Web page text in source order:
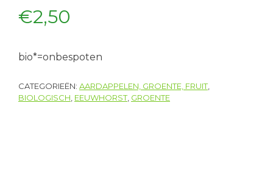
€2,50
bio*=onbespoten
CATEGORIEËN: AARDAPPELEN, GROENTE, FRUIT,
BIOLOGISCH EEUWHORST, GROENTE